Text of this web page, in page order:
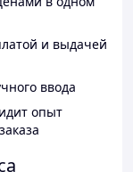
и выдачей
ввода
опыт